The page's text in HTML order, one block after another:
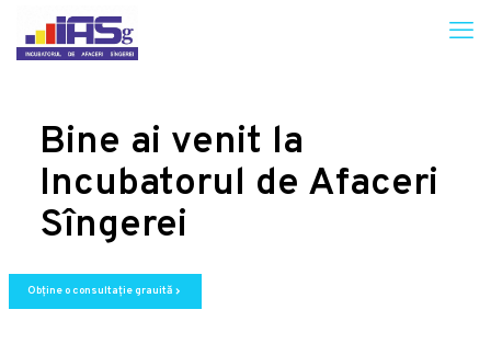
Bine ai venit la
Incubatorul de Afaceri
Sîngerei
Obține o consultație grauită chevron_right